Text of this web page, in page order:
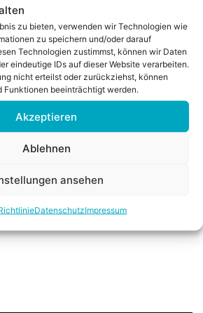
zu bieten, verwenden wir Technologien wie
zu speichern und/oder darauf
Technologien zustimmst, können wir Daten
eindeutige IDs auf dieser Website verarbeiten.
nicht erteilst oder zurückziehst, können
Funktionen beeinträchtigt werden.
Akzeptieren
Ablehnen
ansehen
Daten­schutzImpres­sum
şeyi bulamıyoruz.
olabilir.